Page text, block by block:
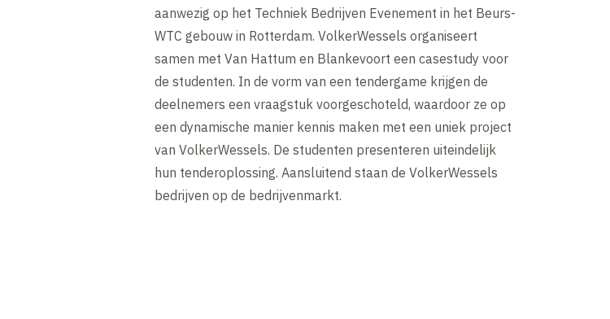
aanwezig op het Techniek Bedrijven Evenement in het Beurs-
WTC gebouw in Rotterdam. VolkerWessels organiseert
samen met Van Hattum en Blankevoort een casestudy voor
de studenten. In de vorm van een tendergame krijgen de
deelnemers een vraagstuk voorgeschoteld, waardoor ze op
een dynamische manier kennis maken met een uniek project
van VolkerWessels. De studenten presenteren uiteindelijk
hun tenderoplossing. Aansluitend staan de VolkerWessels
bedrijven op de bedrijvenmarkt.